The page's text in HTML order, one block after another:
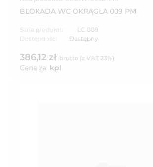
BLOKADA WC OKRĄGŁA 009 PM
Seria produktu:
LC 009
Dostępność:
Dostępny
386,12 zł brutto (z VAT 23%)
Cena za: kpl